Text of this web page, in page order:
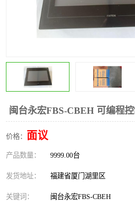
闽台永宏FBS-CBEH 可编程
价格： 面议
产品数量： 9999.00台
发货地址： 福建省厦门湖里区
关键词： 闽台永宏FBS-CBEH
魏德米勒继电器 施